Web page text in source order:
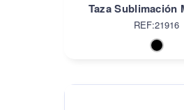
Taza Sublimación
REF:21916